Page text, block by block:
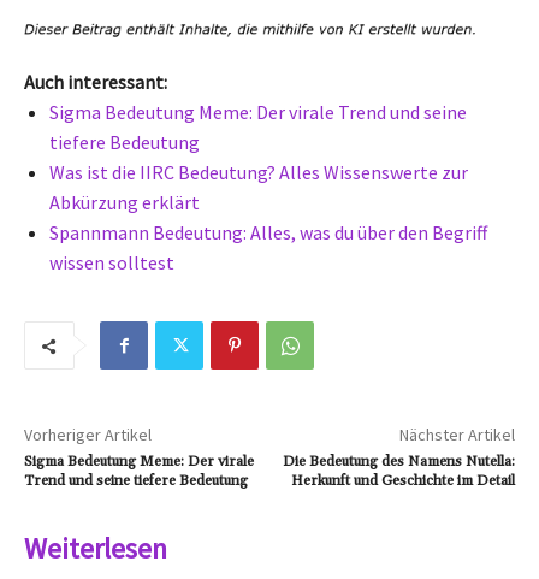
Auch interessant:
Sigma Bedeutung Meme: Der virale Trend und seine
tiefere Bedeutung
Was ist die IIRC Bedeutung? Alles Wissenswerte zur
Abkürzung erklärt
Spannmann Bedeutung: Alles, was du über den Begriff
wissen solltest
Vorheriger Artikel
Sigma Bedeutung Meme: Der virale
Trend und seine tiefere Bedeutung
Nächster Artikel
Die Bedeutung des Namens Nutella:
Herkunft und Geschichte im Detail
Weiterlesen